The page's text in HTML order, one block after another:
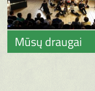
Mūsų draugai